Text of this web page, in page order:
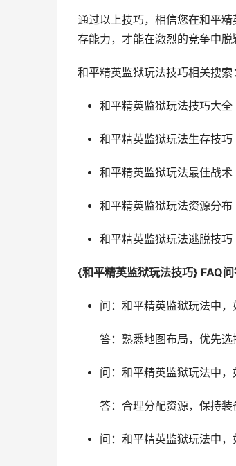
通过以上技巧，相信您在和平
存能力，才能在激烈的竞争中脱
和平精英监狱玩法技巧相关搜索
和平精英监狱玩法技巧大全
和平精英监狱玩法生存技巧
和平精英监狱玩法最佳战术
和平精英监狱玩法资源分布
和平精英监狱玩法逃脱技巧
{和平精英监狱玩法技巧} FAQ
问：和平精英监狱玩法中，
答：熟悉地图布局，优先选
问：和平精英监狱玩法中，
答：合理分配资源，保持装
问：和平精英监狱玩法中，